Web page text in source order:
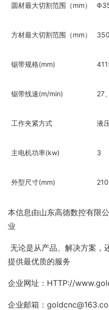
圆材最大切割范围（mm）
方材最大切割范围（mm）
锯带规格(mm)
锯带线速(m/min) 27
工作夹紧方式 液
主电机功率(kw) 3
外型尺寸(mm)
本信息由山东高德数控有限
业
无论是从产品、解决方案，
提供最优质的服务
企业网址：HTTP://
企业邮箱：